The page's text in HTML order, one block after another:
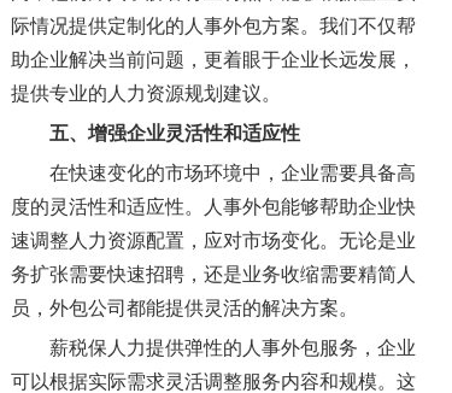
际情况提供定制化的人事外包方案。我们不仅帮
助企业解决当前问题，更着眼于企业长远发展，
提供专业的人力资源规划建议。
五、增强企业灵活性和适应性
在快速变化的市场环境中，企业需要具备高
度的灵活性和适应性。人事外包能够帮助企业快
速调整人力资源配置，应对市场变化。无论是业
务扩张需要快速招聘，还是业务收缩需要精简人
员，外包公司都能提供灵活的解决方案。
薪税保人力提供弹性的人事外包服务，企业
可以根据实际需求灵活调整服务内容和规模。这